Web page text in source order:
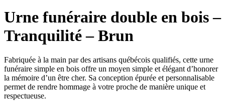
Urne funéraire double en bois –
Tranquilité – Brun
Fabriquée à la main par des artisans québécois qualifiés, cette urne
funéraire simple en bois offre un moyen simple et élégant d’honorer
la mémoire d’un être cher. Sa conception épurée et personnalisable
permet de rendre hommage à votre proche de manière unique et
respectueuse.